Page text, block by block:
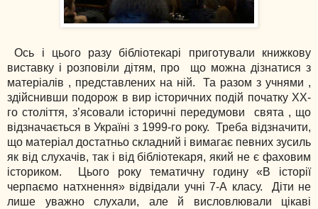
Ось і цього разу бібліотекарі приготували книжкову
виставку і розповіли дітям, про що можна дізнатися з
матеріалів , представлених на ній. Та разом з учнями ,
здійснивши подорож в вир історичних подій початку ХХ-
го століття, з’ясовали історичні передумови свята , що
відзначається в Україні з 1999-го року. Треба відзначити,
що матеріал достатньо складний і вимагає певних зусиль
як від слухачів, так і від бібліотекаря, який не є фаховим
істориком. Цього року тематичну годину «В історії
черпаємо натхнення» відвідали учні 7-А класу. Діти не
лише уважно слухали, але й висловлювали цікаві